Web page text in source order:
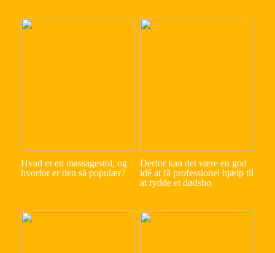
Hvad er en massagestol, og
hvorfor er den så populær?
Derfor kan det være en god
idé at få professionel hjælp til
at rydde et dødsbo